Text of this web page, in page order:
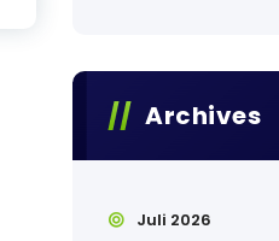
Archives
Juli 2026